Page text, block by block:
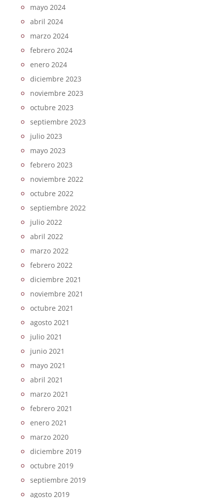
mayo 2024
abril 2024
marzo 2024
febrero 2024
enero 2024
diciembre 2023
noviembre 2023
octubre 2023
septiembre 2023
julio 2023
mayo 2023
febrero 2023
noviembre 2022
octubre 2022
septiembre 2022
julio 2022
abril 2022
marzo 2022
febrero 2022
diciembre 2021
noviembre 2021
octubre 2021
agosto 2021
julio 2021
junio 2021
mayo 2021
abril 2021
marzo 2021
febrero 2021
enero 2021
marzo 2020
diciembre 2019
octubre 2019
septiembre 2019
agosto 2019